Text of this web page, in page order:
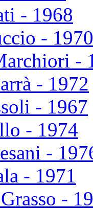
- 1968
- 1970
-
- 1972
- 1967
- 1974
-
- 1971
-